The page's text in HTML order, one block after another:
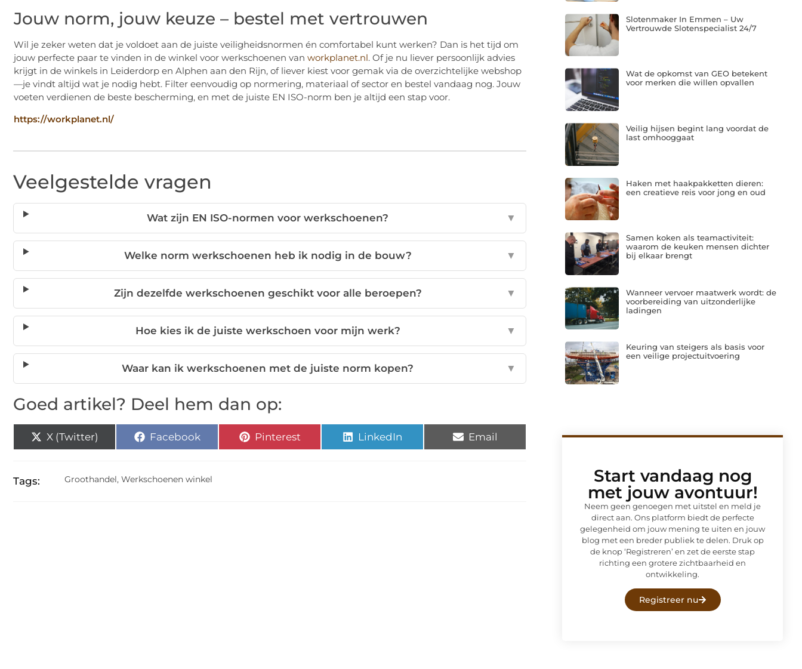
Jouw norm, jouw keuze – bestel met vertrouwen
Wil je zeker weten dat je voldoet aan de juiste veiligheidsnormen én comfortabel kunt werken? Dan is het tijd om
jouw perfecte paar te vinden in de winkel voor werkschoenen van workplanet.nl. Of je nu liever persoonlijk advies
krijgt in de winkels in Leiderdorp en Alphen aan den Rijn, of liever kiest voor gemak via de overzichtelijke webshop
—je vindt altijd wat je nodig hebt. Filter eenvoudig op normering, materiaal of sector en bestel vandaag nog. Jouw
voeten verdienen de beste bescherming, en met de juiste EN ISO-norm ben je altijd een stap voor.
https://workplanet.nl/
Veelgestelde vragen
Wat zijn EN ISO-normen voor werkschoenen? ▼
Welke norm werkschoenen heb ik nodig in de bouw? ▼
Zijn dezelfde werkschoenen geschikt voor alle beroepen? ▼
Hoe kies ik de juiste werkschoen voor mijn werk? ▼
Waar kan ik werkschoenen met de juiste norm kopen? ▼
Goed artikel? Deel hem dan op:
X (Twitter) Facebook Pinterest LinkedIn Email
Tags: Groothandel, Werkschoenen winkel
Slotenmaker In Emmen – Uw
Vertrouwde Slotenspecialist 24/7
Wat de opkomst van GEO betekent
voor merken die willen opvallen
Veilig hijsen begint lang voordat de
last omhooggaat
Haken met haakpakketten dieren:
een creatieve reis voor jong en oud
Samen koken als teamactiviteit:
waarom de keuken mensen dichter
bij elkaar brengt
Wanneer vervoer maatwerk wordt: de
voorbereiding van uitzonderlijke
ladingen
Keuring van steigers als basis voor
een veilige projectuitvoering
Start vandaag nog
met jouw avontuur!
Neem geen genoegen met uitstel en meld je
direct aan. Ons platform biedt de perfecte
gelegenheid om jouw mening te uiten en jouw
blog met een breder publiek te delen. Druk op
de knop ‘Registreren’ en zet de eerste stap
richting een grotere zichtbaarheid en
ontwikkeling.
Registreer nu